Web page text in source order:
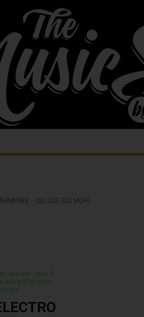
– DELUXE BIG MUFF
livraison¹ sous 3
aujourd’hui dans